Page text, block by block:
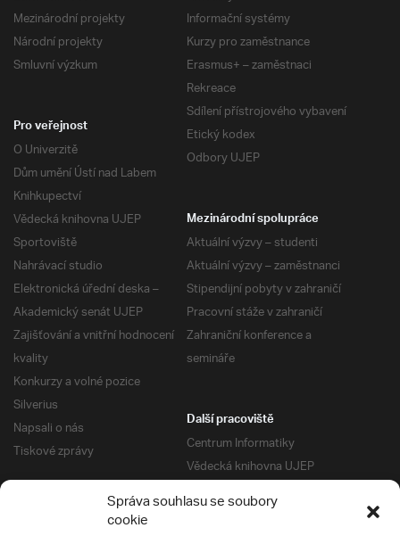
Správa souhlasu se soubory
cookie
Mezinárodní projekty
Národní projekty
Smluvní výzkum
Informační systémy
Kurzy pro zaměstnance
Erasmus+ – zaměstnaci
Rekreace
Sdílení přístrojového vybavení
Etický kodex
Odbory UJEP
Pro veřejnost
O Univerzitě
Dům umění Ústí nad Labem
Knihkupectví
Vědecká knihovna UJEP
Sportoviště
Nahrávací studio
Elektronická úřední deska –
Akademický senát UJEP
Zajišťování a vnitřní hodnocení
kvality
Konkurzy a volné pozice
Silverius
Napsali o nás
Tiskové zprávy
Mezinárodní spolupráce
Aktuální výzvy – studenti
Aktuální výzvy – zaměstnanci
Stipendijní pobyty v zahraničí
Pracovní stáže v zahraničí
Zahraniční konference a
semináře
Další pracoviště
Centrum Informatiky
Vědecká knihovna UJEP
Správa kolejí a menz
Univerzitní centrum podpory